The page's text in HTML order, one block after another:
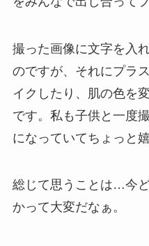
撮った画像に文字を入
のですが、それにプラ
イクしたり、肌の色を
です。私も子供と一度
になっていてちょっと
総じて思うことは…今
かって大変だなぁ。